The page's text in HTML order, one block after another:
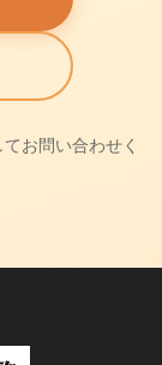
お問い合わせく